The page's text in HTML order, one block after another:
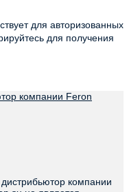
для авторизованных
для получения
компании